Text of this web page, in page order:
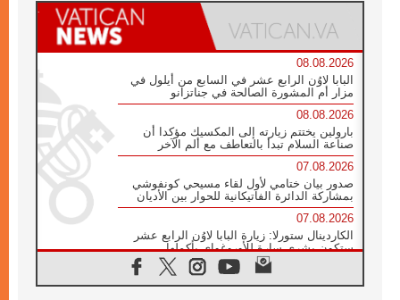
08.08.2026
البابا لاوُن الرابع عشر في السابع من أيلول في
مزار أم المشورة الصالحة في جناتزانو
08.08.2026
بارولين يختتم زيارته إلى المكسيك مؤكدا أن
صناعة السلام تبدأ بالتعاطف مع ألم الآخر
07.08.2026
صدور بيان ختامي لأول لقاء مسيحي كونفوشي
بمشاركة الدائرة الفاتيكانية للحوار بين الأديان
07.08.2026
الكاردينال ستورلا: زيارة البابا لاوُن الرابع عشر
ستكون بشرى سارة للأوروغواي بأكملها
الفاتيكان يعلن برنامج الزيارة الرسولية للبابا لاوُن